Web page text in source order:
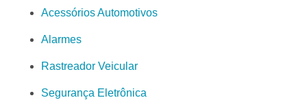
Acessórios Automotivos
Alarmes
Rastreador Veicular
Segurança Eletrônica